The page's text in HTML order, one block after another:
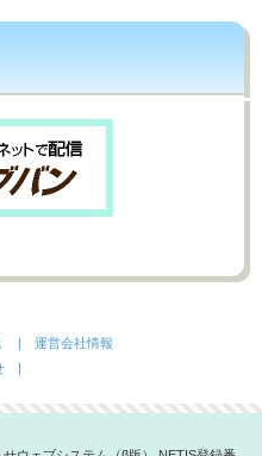
| 運営会社情報
|